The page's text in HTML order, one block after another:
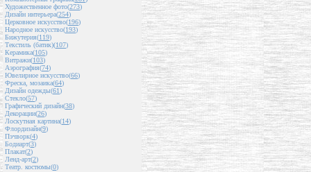
Художественное фото(273)
Дизайн интерьера(254)
Церковное искусство(196)
Народное искусство(193)
Бижутерия(119)
Текстиль (батик)(107)
Керамика(105)
Витражи(103)
Аэрография(74)
Ювелирное искусство(66)
Фреска, мозаика(64)
Дизайн одежды(61)
Стекло(57)
Графический дизайн(38)
Декорации(26)
Лоскутная картина(14)
Флордизайн(9)
Пэчворк(4)
Бодиарт(3)
Плакат(2)
Ленд-арт(2)
Театр. костюмы(0)